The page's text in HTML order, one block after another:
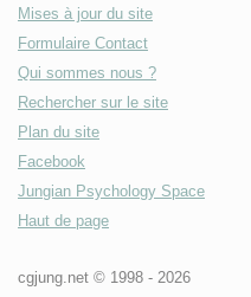
Mises à jour du site
Formulaire Contact
Qui sommes nous ?
Rechercher sur le site
Plan du site
Facebook
Jungian Psychology Space
Haut de page
cgjung.net © 1998 - 2026